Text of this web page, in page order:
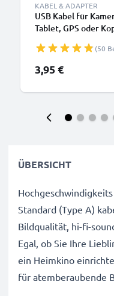
KABEL & ADAPTER
USB Kabel für
Tablet, GPS oder
(50
3,95 €
ÜBERSICHT
Standard (Type A)
Bildqualität, hi-fi-
Egal, ob Sie Ihre
ein Heimkino
für atemberaubende